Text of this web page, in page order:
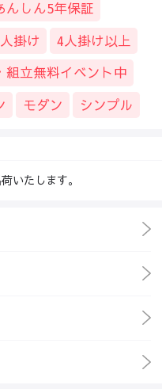
んしん5年保証
掛け
4人掛け以上
組立無料イベント中
モダン シンプル
いたします。